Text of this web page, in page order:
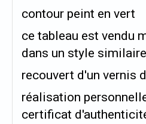
contour peint en vert
ce tableau est vendu
dans un style
recouvert d'un vernis
réalisation
certificat